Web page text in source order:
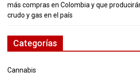
más compras en Colombia y que
crudo y gas en el país
Categorías
Cannabis